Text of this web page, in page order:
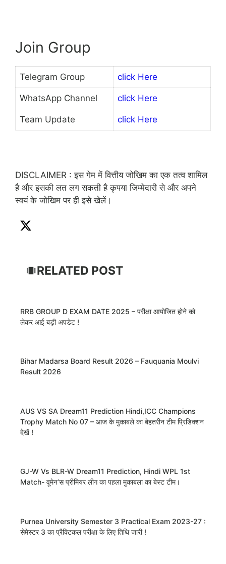
Join Group
Telegram Group click Here
WhatsApp Channel click Here
Team Update click Here
DISCLAIMER : इस गेम में वित्तीय जोखिम का एक तत्व शामिल
है और इसकी लत लग सकती है कृपया जिम्मेदारी से और अपने
स्वयं के जोखिम पर ही इसे खेलें।
RELATED POST
RRB GROUP D EXAM DATE 2025 – परीक्षा आयोजित होने को
लेकर आई बड़ी अपडेट !
Bihar Madarsa Board Result 2026 – Fauquania Moulvi
Result 2026
AUS VS SA Dream11 Prediction Hindi,ICC Champions
Trophy Match No 07 – आज के मुकाबले का बेहतरीन टीम प्रिडिक्शन
देखें !
GJ-W Vs BLR-W Dream11 Prediction, Hindi WPL 1st
Match- वूमेन’स प्रीमियर लीग का पहला मुकाबला का बेस्ट टीम।
Purnea University Semester 3 Practical Exam 2023-27 :
सेमेस्टर 3 का प्रैक्टिकल परीक्षा के लिए तिथि जारी !